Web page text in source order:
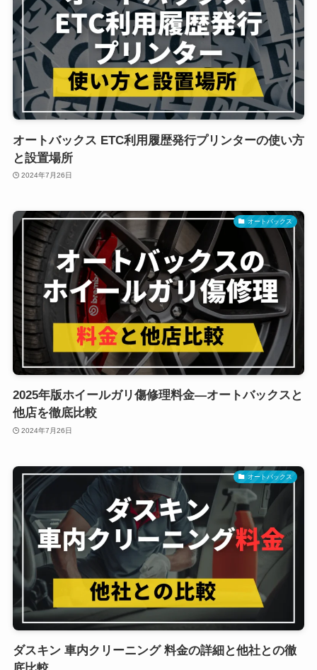
オートバックス ETC利用履歴発行プリンターの使い方
と設置場所
2024年7月26日
オートバックス
2025年版ホイールガリ傷修理料金―オートバックスと
他店を徹底比較
2024年7月26日
オートバックス
ダスキン 車内クリーニング 料金の詳細と他社との徹